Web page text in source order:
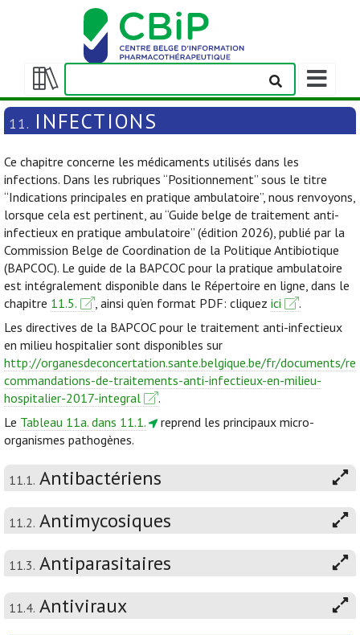
Afficher/masquer
la
table
matières
Afficher/
la
barre
navigation
11. INFECTIONS
Ce chapitre concerne les médicaments utilisés dans les
infections. Dans les rubriques “Positionnement” sous le titre
“Indications principales en pratique ambulatoire”, nous renvoyons,
lorsque cela est pertinent, au “Guide belge de traitement anti-
infectieux en pratique ambulatoire” (édition 2026), publié par la
Commission Belge de Coordination de la Politique Antibiotique
(BAPCOC). Le guide de la BAPCOC pour la pratique ambulatoire
est intégralement disponible dans le Répertoire en ligne, dans le
chapitre 11.5. , ainsi qu’en format PDF: cliquez ici
.
Les directives de la BAPCOC pour le traitement anti-infectieux
en milieu hospitalier sont disponibles sur
http://organesdeconcertation.sante.belgique.be/fr/documents/re
commandations-de-traitements-anti-infectieux-en-milieu-
hospitalier-2017-integral
.
Le Tableau 11a. dans 11.1.
reprend les principaux micro-
organismes pathogènes.
11.1. Antibactériens
11.2. Antimycosiques
11.3. Antiparasitaires
11.4. Antiviraux